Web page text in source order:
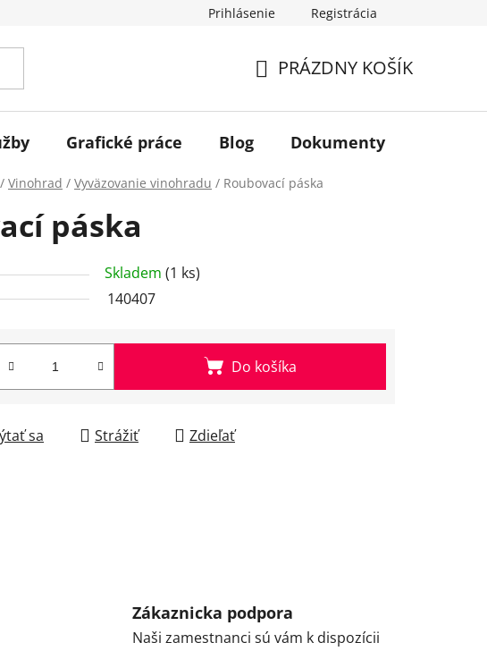
Prihlásenie Registrácia
KOŠÍK
PRÁZDNY KOŠÍK
Grafické práce Blog Dokumenty
/ Vinohrad / Vyväzovanie vinohradu / Roubovací páska
páska
Skladem (1 ks)
140407
Do košíka
sa Strážiť Zdieľať
Zákaznicka podpora
Naši zamestnanci sú vám k dispozícii